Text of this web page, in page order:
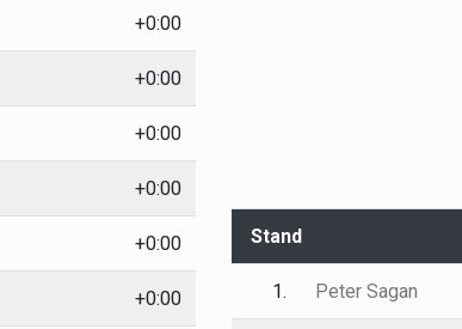
+0:00
+0:00
+0:00
+0:00
+0:00
+0:00
Stand
1. Peter Sagan